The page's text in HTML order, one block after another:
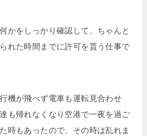
かをしっかり確認して、ちゃんと
れた時間までに許可を貰う仕事で
機が飛べず電車も運転見合わせ
も帰れなくなり空港で一夜を過ご
時もあったので、その時は乱れま